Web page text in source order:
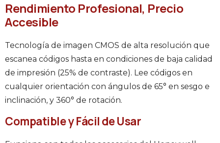
Rendimiento Profesional, Precio
Accesible
Tecnología de imagen CMOS de alta resolución que
escanea códigos hasta en condiciones de baja calidad
de impresión (25% de contraste). Lee códigos en
cualquier orientación con ángulos de 65° en sesgo e
inclinación, y 360° de rotación.
Compatible y Fácil de Usar